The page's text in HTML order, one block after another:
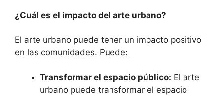
¿Cuál es el impacto del arte urbano?
El arte urbano puede tener un impacto positivo
en las comunidades. Puede:
Transformar el espacio público: El arte
urbano puede transformar el espacio